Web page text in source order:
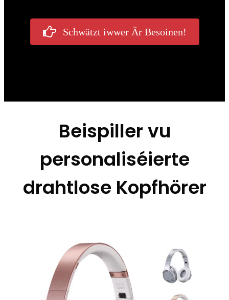
Schwätzt iwwer Är Besoinen!
Beispiller vu
personaliséierte
drahtlose Kopfhörer